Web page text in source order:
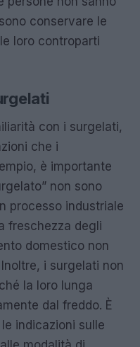
conservare le
loro controparti
con i surgelati,
che i
è importante
non sono
processo industriale
freschezza degli
domestico non
i surgelati non
la loro lunga
dal freddo. È
indicazioni sulle